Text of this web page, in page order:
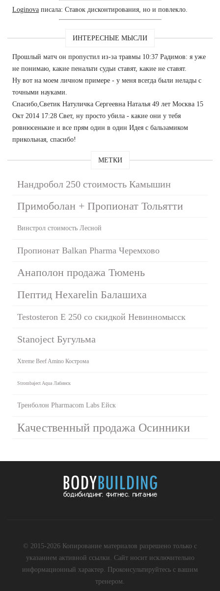
Loginova писала: Ставок дисконтирования, но и повлекло.
ИНТЕРЕСНЫЕ МЫСЛИ
Прошлый матч он пропустил из-за травмы 10:37 Радимов: я уже
не понимаю, какие пенальти судьи ставят, какие не ставят.
Ну вот на моем личном примере - у меня всегда были нелады с
точными науками.
Спасибо,Светик Натуличка Сергеевна Наталья 49 лет Москва 15
Окт 2014 17:28 Свет, ну просто убила - какие они у тебя
ровнюсенькие и все прям один в один Идея с бальзамиком
прикольная, спасибо!
МЕТКИ
Нандробол 250 стоимость Камышин
Примоболан + Пропионат Тольятти
Винстрол стоимость Лесной
Пропионат Balkan Pharma Черемхово
Анаполон продажа Тюмень
Пептид Hexarelin Балашиха
Testosteron E 250 со скидкой Невинномысск
Stanoject Бугульма
Xtreme Beef Amino Кострома
Strombaject Aqua Лабинск
Тренболон Pharmacom Labs Ейск
Качественный продажа Осинники
© 2015-2026 Копирование материалов разрешено только с
указанием активной ссылки. Сайт носит исключительно
информационный характер. Проконсультируйтесь с вашим
тренером.